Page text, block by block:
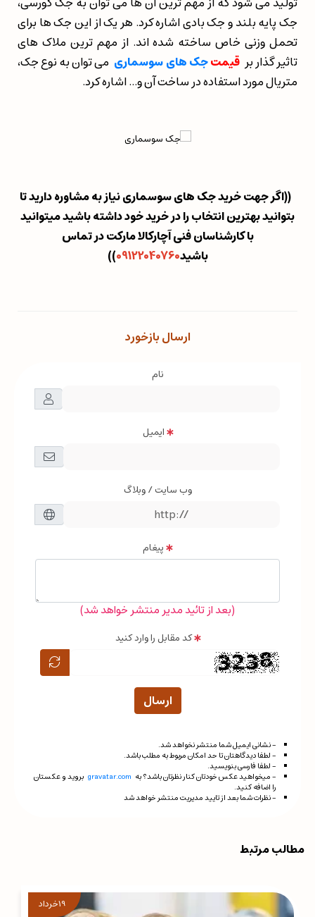
جک پایه بلند و جک بادی اشاره کرد. هر یک از این جک ها برای
تحمل وزنی خاص ساخته شده اند. از مهم ترین ملاک های
تاثیر گذار برقیمتجک های سوسماری می توان به نوع جک،
متریال مورد استفاده در ساخت آن و... اشاره کرد.
((اگر جهت خرید جک های سوسماری نیاز به مشاوره دارید تا
بتوانید بهترین انتخاب را در خرید خود داشته باشید میتوانید
با کارشناسان فنی آچارکالا مارکت در تماس
باشید09122040760
)
)
ارسال بازخورد
نام
ایمیل
وب سایت / وبلاگ
پیغام
(بعد از تائید مدیر منتشر خواهد شد)
کد مقابل را وارد کنید
ارسال
- نشانی ایمیل شما منتشر نخواهد شد.
- لطفا دیدگاهتان تا حد امکان مربوط به مطلب باشد.
- لطفا فارسی بنویسید.
- میخواهید عکس خودتان کنار نظرتان باشد؟ به gravatar.com بروید و عکستان
را اضافه کنید.
- نظرات شما بعد از تایید مدیریت منتشر خواهد شد
مطالب مرتبط
19خرداد